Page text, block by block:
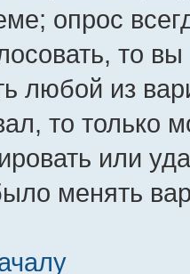
опрос
то
любой из
то только
или
менять